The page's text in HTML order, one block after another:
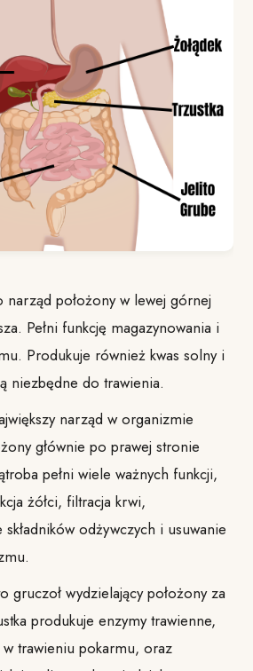
narząd położony w lewej górnej
Pełni funkcję magazynowania i
Produkuje również kwas solny i
niezbędne do trawienia.
narząd w organizmie
głównie po prawej stronie
pełni wiele ważnych funkcji,
żółci, filtracja krwi,
składników odżywczych i usuwanie
gruczoł wydzielający położony za
produkuje enzymy trawienne,
trawieniu pokarmu, oraz